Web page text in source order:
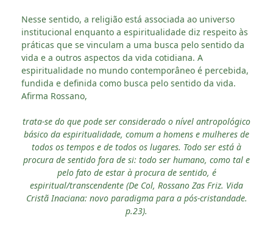
Nesse sentido, a religião está associada ao universo
institucional enquanto a espiritualidade diz respeito às
práticas que se vinculam a uma busca pelo sentido da
vida e a outros aspectos da vida cotidiana. A
espiritualidade no mundo contemporâneo é percebida,
fundida e definida como busca pelo sentido da vida.
Afirma Rossano,
trata-se do que pode ser considerado o nível antropológico
básico da espiritualidade, comum a homens e mulheres de
todos os tempos e de todos os lugares. Todo ser está à
procura de sentido fora de si: todo ser humano, como tal e
pelo fato de estar à procura de sentido, é
espiritual/transcendente (De Col, Rossano Zas Friz. Vida
Cristã Inaciana: novo paradigma para a pós-cristandade.
p.23).